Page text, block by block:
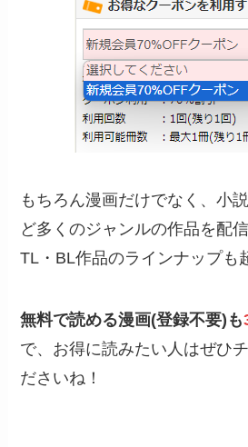
もちろん漫画だけでなく、小
ど多くのジャンルの作品を配
TL・BL作品のラインナップも
無料で読める漫画(登録不要)も
で、お得に読みたい人はぜひ
ださいね！